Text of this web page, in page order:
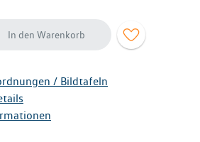
In den Warenkorb
/ Bildtafeln